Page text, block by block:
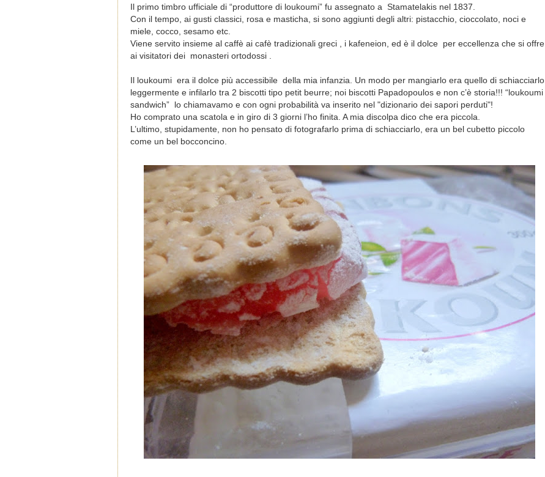
Il primo timbro ufficiale di “produttore di loukoumi” fu assegnato a Stamatelakis nel 1837.
Con il tempo, ai gusti classici, rosa e masticha, si sono aggiunti degli altri: pistacchio, cioccolato, noci e
miele, cocco, sesamo etc.
Viene servito insieme al caffè ai cafè tradizionali greci , i kafeneion, ed è il dolce per eccellenza che si offre
ai visitatori dei monasteri ortodossi .
Il loukoumi era il dolce più accessibile della mia infanzia. Un modo per mangiarlo era quello di schiacciarlo
leggermente e infilarlo tra 2 biscotti tipo petit beurre; noi biscotti Papadopoulos e non c’è storia!!! “loukoumi
sandwich” lo chiamavamo e con ogni probabilità va inserito nel "dizionario dei sapori perduti"!
Ho comprato una scatola e in giro di 3 giorni l’ho finita. A mia discolpa dico che era piccola.
L’ultimo, stupidamente, non ho pensato di fotografarlo prima di schiacciarlo, era un bel cubetto piccolo
come un bel bocconcino.